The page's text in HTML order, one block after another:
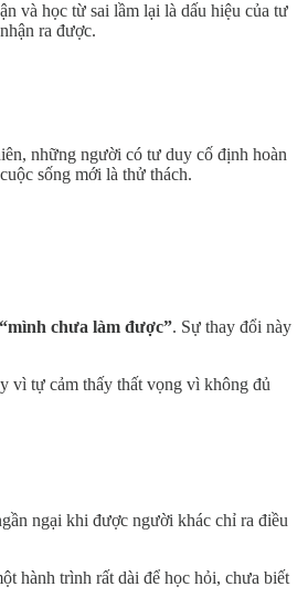
và học từ sai lầm lại là dấu hiệu của tư
ra được.
những người có tư duy cố định hoàn
sống mới là thử thách.
“mình chưa làm được”. Sự thay đổi này
vì tự cảm thấy thất vọng vì không đủ
ngại khi được người khác chỉ ra điều
hành trình rất dài để học hỏi, chưa biết